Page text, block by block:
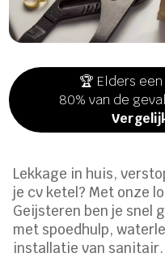
🏆 Elders
80% van de
Lekkage in huis,
je cv ketel? Met onze
Geijsteren ben je snel
met spoedhulp,
installatie van sanitair.​